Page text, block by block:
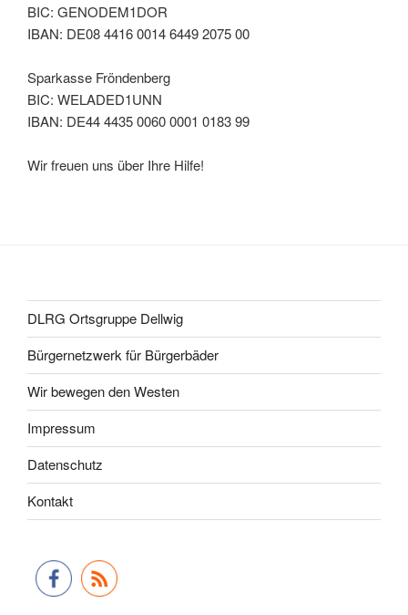
BIC: GENODEM1DOR
IBAN: DE08 4416 0014 6449 2075 00
Sparkasse Fröndenberg
BIC: WELADED1UNN
IBAN: DE44 4435 0060 0001 0183 99
Wir freuen uns über Ihre Hilfe!
DLRG Ortsgruppe Dellwig
Bürgernetzwerk für Bürgerbäder
Wir bewegen den Westen
Impressum
Datenschutz
Kontakt